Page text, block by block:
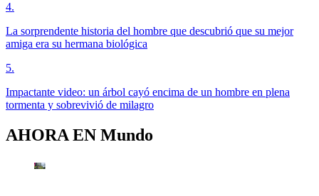
4.
La sorprendente historia del hombre que descubrió que su mejor
amiga era su hermana biológica
5.
Impactante video: un árbol cayó encima de un hombre en plena
tormenta y sobrevivió de milagro
AHORA EN Mundo